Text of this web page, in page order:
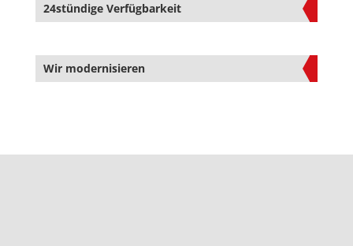
24stündige Verfügbarkeit
Wir modernisieren